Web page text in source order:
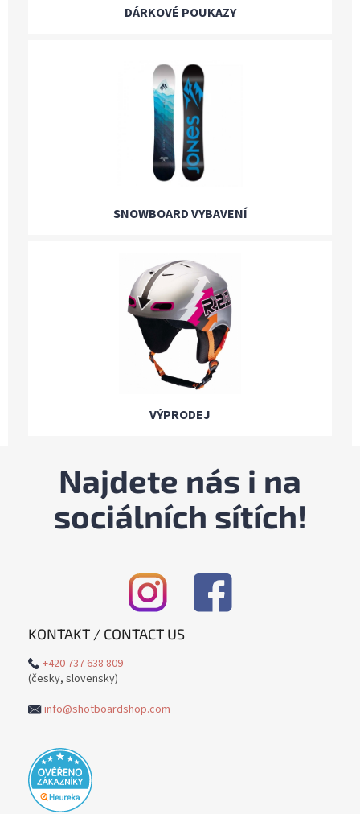
DÁRKOVÉ POUKAZY
SNOWBOARD VYBAVENÍ
VÝPRODEJ
Najdete nás i na
sociálních sítích!
KONTAKT / CONTACT US
+420 737 638 809
(česky, slovensky)
info@shotboardshop.com